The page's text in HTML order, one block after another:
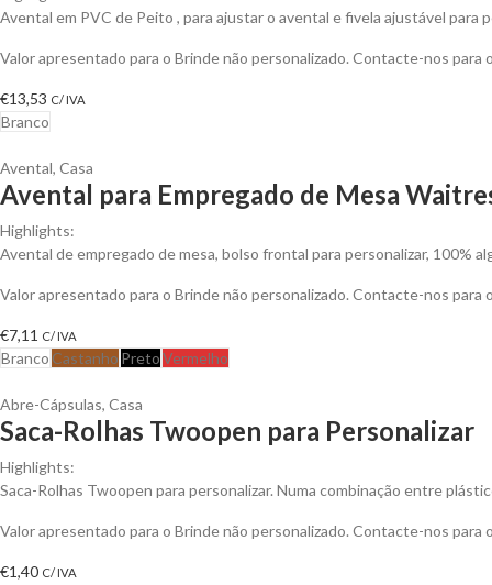
Avental em PVC de Peito , para ajustar o avental e fivela ajustável para
Valor apresentado para o Brinde não personalizado. Contacte-nos
€13,53 C/ IVA
Branco
Avental, Casa
Avental para Empregado de Mesa
Highlights:
Avental de empregado de mesa, bolso frontal para personalizar, 100%
Valor apresentado para o Brinde não personalizado. Contacte-nos
€7,11 C/ IVA
Branco Castanho PretoVermelho
Abre-Cápsulas, Casa
Saca-Rolhas Twoopen para Personalizar
Highlights:
Saca-Rolhas Twoopen para personalizar. Numa combinação entre
Valor apresentado para o Brinde não personalizado. Contacte-nos
€1,40 C/ IVA